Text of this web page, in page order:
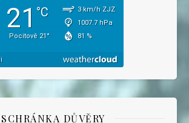
SCHRÁNKA DŮVĚRY